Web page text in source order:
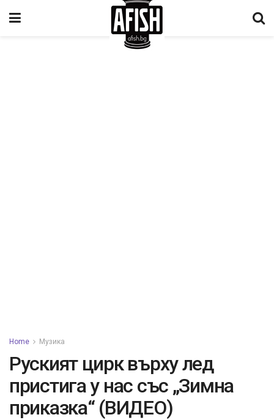
Home Музика
Руският цирк върху лед
пристига у нас със „Зимна
приказка“ (ВИДЕО)